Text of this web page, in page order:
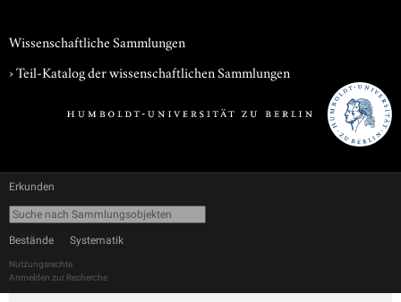
Wissenschaftliche Sammlungen
› Teil-Katalog der wissenschaftlichen Sammlungen
Erkunden
Bestände Systematik
Nutzungsrechte
Anmelden zur Recherche